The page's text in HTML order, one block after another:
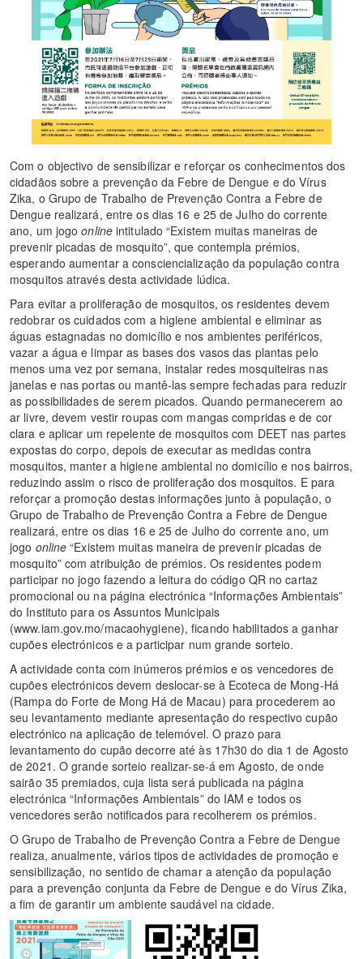
Com o objectivo de sensibilizar e reforçar os conhecimentos dos
cidadãos sobre a prevenção da Febre de Dengue e do Vírus
Zika, o Grupo de Trabalho de Prevenção Contra a Febre de
Dengue realizará, entre os dias 16 e 25 de Julho do corrente
ano, um jogoonlineintitulado “Existem muitas maneiras de
prevenir picadas de mosquito”, que contempla prémios,
esperando aumentar a consciencialização da população contra
mosquitos através desta actividade lúdica.
Para evitar a proliferação de mosquitos, os residentes devem
redobrar os cuidados com a higiene ambiental e eliminar as
águas estagnadas no domicílio e nos ambientes periféricos,
vazar a água e limpar as bases dos vasos das plantas pelo
menos uma vez por semana, instalar redes mosquiteiras nas
janelas e nas portas ou mantê-las sempre fechadas para reduzir
as possibilidades de serem picados. Quando permanecerem ao
ar livre, devem vestir roupas com mangas compridas e de cor
clara e aplicar um repelente de mosquitos com DEET nas partes
expostas do corpo, depois de executar as medidas contra
mosquitos, manter a higiene ambiental no domicílio e nos bairros,
reduzindo assim o risco de proliferação dos mosquitos. E para
reforçar a promoção destas informações junto à população, o
Grupo de Trabalho de Prevenção Contra a Febre de Dengue
realizará, entre os dias 16 e 25 de Julho do corrente ano, um
jogo online “Existem muitas maneira de prevenir picadas de
mosquito” com atribuição de prémios. Os residentes podem
participar no jogo fazendo a leitura do código QR no cartaz
promocional ou na página electrónica “Informações Ambientais”
do Instituto para os Assuntos Municipais
(www.iam.gov.mo/macaohygiene), ficando habilitados a ganhar
cupões electrónicos e a participar num grande sorteio.
A actividade conta com inúmeros prémios e os vencedores de
cupões electrónicos devem deslocar-se à Ecoteca de Mong-Há
(Rampa do Forte de Mong Há de Macau) para procederem ao
seu levantamento mediante apresentação do respectivo cupão
electrónico na aplicação de telemóvel. O prazo para
levantamento do cupão decorre até às 17h30 do dia 1 de Agosto
de 2021. O grande sorteio realizar-se-á em Agosto, de onde
sairão 35 premiados, cuja lista será publicada na página
electrónica “Informações Ambientais” do IAM e todos os
vencedores serão notificados para recolherem os prémios.
O Grupo de Trabalho de Prevenção Contra a Febre de Dengue
realiza, anualmente, vários tipos de actividades de promoção e
sensibilização, no sentido de chamar a atenção da população
para a prevenção conjunta da Febre de Dengue e do Vírus Zika,
a fim de garantir um ambiente saudável na cidade.